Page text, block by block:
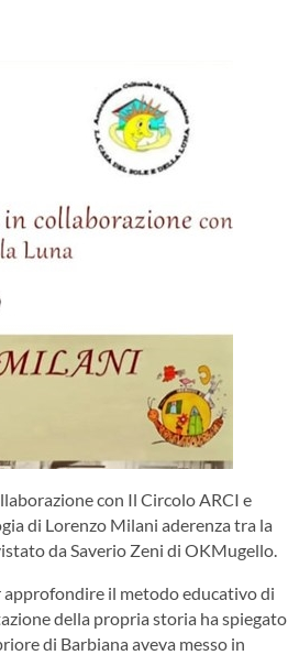
con Il Circolo ARCI e
di Lorenzo Milani aderenza tra la
da Saverio Zeni di OKMugello.
approfondire il metodo educativo di
della propria storia ha spiegato
di Barbiana aveva messo in